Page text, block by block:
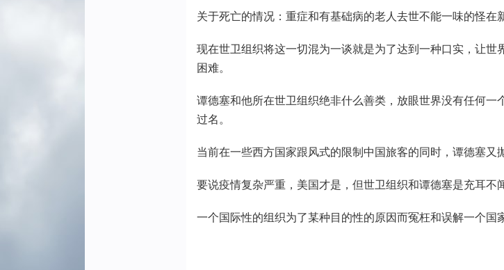
关于死亡的情况：重症和有基础病的老人去世不能一味的怪在
现在世卫组织将这一切混为一谈就是为了达到一种口实，让
困难。
谭德塞和他所在世卫组织绝非什么善类，放眼世界没有任何
过名。
当前在一些西方国家跟风式的限制中国旅客的同时，谭德塞又
要说疫情复杂严重，美国才是，但世卫组织和谭德塞是充耳不
一个国际性的组织为了某种目的性的原因而冤枉和误解一个国